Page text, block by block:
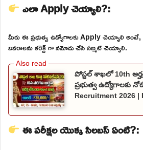
ఎలా Apply చెయ్యాలి?:
మీరు ఈ ప్రభుత్వ ఉద్యోగాలకు Apply చెయ్యాలి
వివరాలను కరెక్ట్ గా నమోదు చేసి సబ్మిట్ చెయ్యాలి.
పోస్టల్ శాఖలో 10th
ప్రభుత్వ ఉద్యోగాలకు
Recruitment 2026 |
ఈ పరీక్షల యొక్క సిలబస్ ఏంటి?: